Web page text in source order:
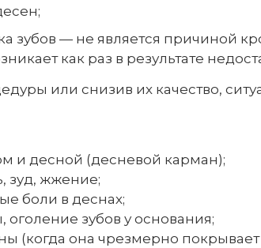
зубов — не является причиной
как раз в результате
или снизив их качество,
и десной (десневой карман);
зуд, жжение;
боли в деснах;
зубов у основания;
(когда она чрезмерно покрывает